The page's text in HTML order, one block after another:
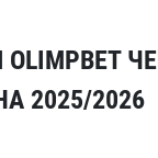
2025/2026